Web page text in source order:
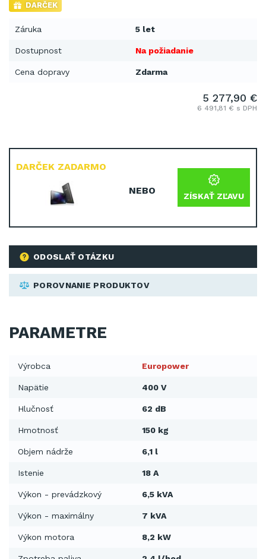
DARČEK
Záruka 5 let
Dostupnost Na požiadanie
Cena dopravy Zdarma
ODOSLAŤ OTÁZKU
POROVNANIE PRODUKTOV
DARČEK ZADARMO
NEBO ZÍSKAŤ ZĽAVU
5 277,90 €
6 491,81 € s DPH
PARAMETRE
Výrobca Europower
Napätie 400 V
Hlučnosť 62 dB
Hmotnosť 150 kg
Objem nádrže 6,1 l
Istenie 18 A
Výkon - prevádzkový 6,5 kVA
Výkon - maximálny 7 kVA
Výkon motora 8,2 kW